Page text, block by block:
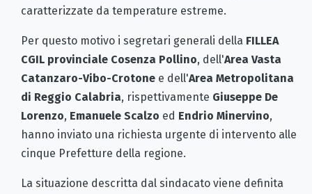
caratterizzate da temperature estreme.
Per questo motivo i segretari generali della FILLEA
CGIL provinciale Cosenza Pollino, dell'Area Vasta
Catanzaro-Vibo-Crotone e dell'Area Metropolitana
di Reggio Calabria, rispettivamente Giuseppe De
Lorenzo, Emanuele Scalzo ed Endrio Minervino,
hanno inviato una richiesta urgente di intervento alle
cinque Prefetture della regione.
La situazione descritta dal sindacato viene definita